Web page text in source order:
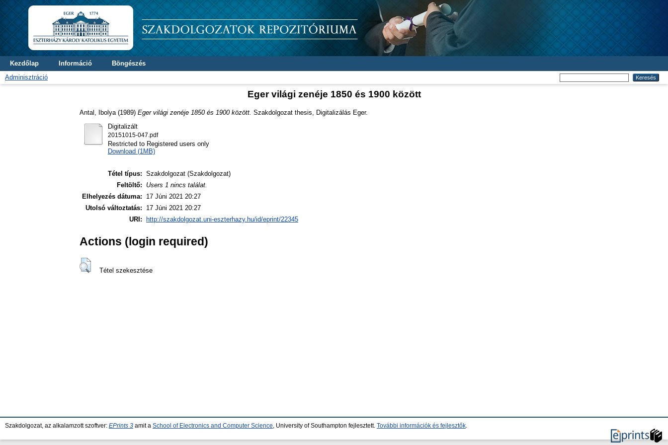
Kezdőlap Információ
Böngészés
Adminisztráció
Eger világi zenéje 1850 és 1900 között
Antal, Ibolya (1989) Eger világi zenéje 1850 és 1900 között. Szakdolgozat thesis, Digitalizálás Eger.
Digitalizált
20151015-047.pdf
Restricted to Registered users only
Download (1MB)
Tétel típus: Szakdolgozat (Szakdolgozat)
Feltöltő:
Users 1 nincs találat.
Elhelyezés dátuma:
17 Júni 2021 20:27
Utolsó változtatás:
17 Júni 2021 20:27
URI:
http://szakdolgozat.uni-eszterhazy.hu/id/eprint/22345
Actions (login required)
Tétel szekesztése
Szakdolgozat, az alkalamzott szoftver: EPrints 3 amit a School of Electronics and Computer Science , University of Southampton fejlesztett. További információk és fejlesztők